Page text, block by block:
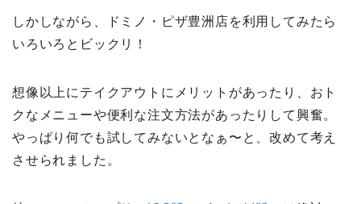
しかしながら、ドミノ・ピザ豊洲店を利用してみたら
いろいろとビックリ！
想像以上にテイクアウトにメリットがあったり、おト
クなメニューや便利な注文方法があったりして興奮。
やっぱり何でも試してみないとなぁ〜と、改めて考え
させられました。